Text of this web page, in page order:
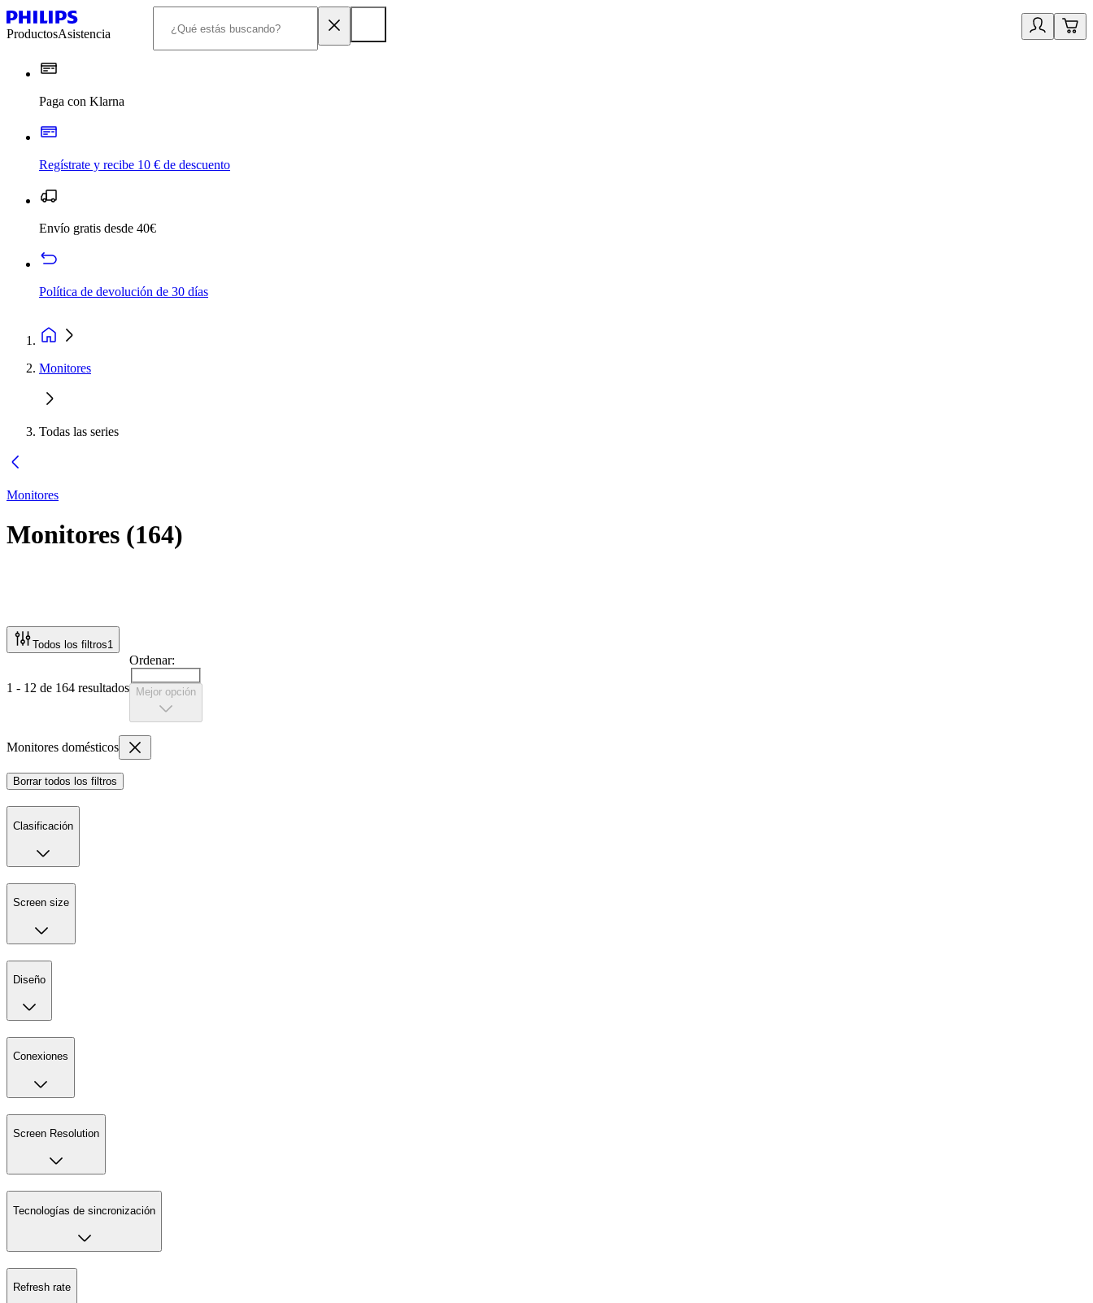
ProductosAsistencia
Paga con Klarna
Regístrate y recibe 10 € de descuento
Envío gratis desde 40€
Política de devolución de 30 días
Monitores
Todas las series
Monitores
Monitores (164)
Todos los filtros1
1 - 12 de 164 resultados
Ordenar:
Mejor opción
Monitores domésticos
Borrar todos los filtros
Clasificación
Screen size
Diseño
Conexiones
Screen Resolution
Tecnologías de sincronización
Refresh rate